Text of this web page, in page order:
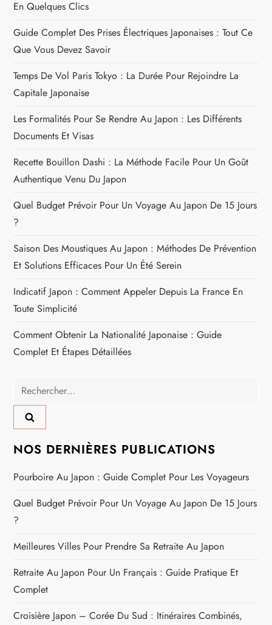
i
o
n
d
e
l
’
a
r
t
i
c
l
e
En Quelques Clics
Guide Complet Des Prises Électriques Japonaises : Tout Ce
Que Vous Devez Savoir
Temps De Vol Paris Tokyo : La Durée Pour Rejoindre La
Capitale Japonaise
Les Formalités Pour Se Rendre Au Japon : Les Différents
Documents Et Visas
Recette Bouillon Dashi : La Méthode Facile Pour Un Goût
Authentique Venu Du Japon
Quel Budget Prévoir Pour Un Voyage Au Japon De 15 Jours
?
Saison Des Moustiques Au Japon : Méthodes De Prévention
Et Solutions Efficaces Pour Un Été Serein
Indicatif Japon : Comment Appeler Depuis La France En
Toute Simplicité
Comment Obtenir La Nationalité Japonaise : Guide
Complet Et Étapes Détaillées
Rechercher :
NOS DERNIÈRES PUBLICATIONS
Pourboire Au Japon : Guide Complet Pour Les Voyageurs
Quel Budget Prévoir Pour Un Voyage Au Japon De 15 Jours
?
Meilleures Villes Pour Prendre Sa Retraite Au Japon
Retraite Au Japon Pour Un Français : Guide Pratique Et
Complet
Croisière Japon – Corée Du Sud : Itinéraires Combinés,